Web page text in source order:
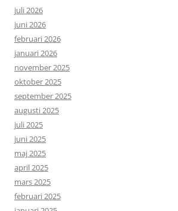
juli 2026
juni 2026
februari 2026
januari 2026
november 2025
oktober 2025
september 2025
augusti 2025
juli 2025
juni 2025
maj 2025
april 2025
mars 2025
februari 2025